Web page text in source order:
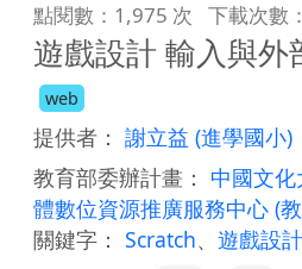
點閱數：1,975 次 下載次數
遊戲設計 輸入與外
web
提供者： 謝立益 (進學國小)
教育部委辦計畫： 中國文
體數位資源推廣服務中心 (
關鍵字： Scratch、 遊戲設計